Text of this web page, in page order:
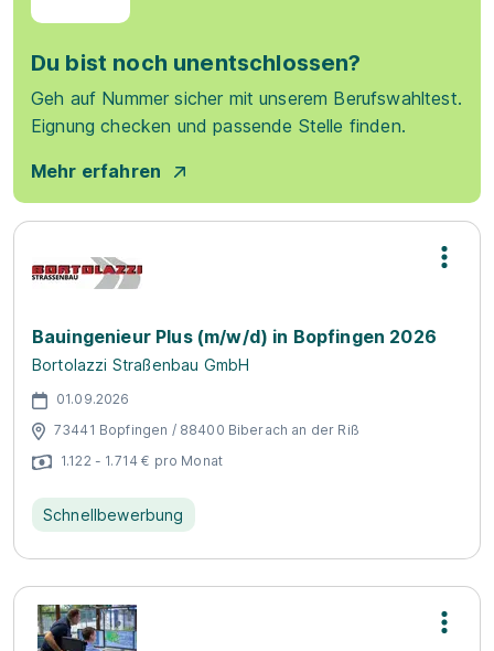
Du bist noch unentschlossen?
Geh auf Nummer sicher mit unserem Berufswahltest.
Eignung checken und passende Stelle finden.
Mehr erfahren
Bauingenieur Plus (m/w/d) in Bopfingen 2026
Bortolazzi Straßenbau GmbH
01.09.2026
73441 Bopfingen / 88400 Biberach an der Riß
1.122 - 1.714 € pro Monat
Schnellbewerbung